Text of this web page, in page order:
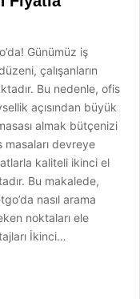
Günümüz iş
çalışanların
Bu nedenle, ofis
açısından büyük
almak bütçenizi
devreye
kaliteli ikinci el
Bu makalede,
nasıl arama
noktaları ele
İkinci…